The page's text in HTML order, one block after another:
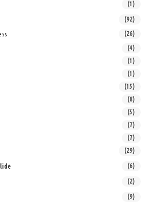
(1)
(92)
(26)
(4)
(1)
(1)
(15)
(8)
(5)
(7)
(7)
(29)
(6)
(2)
(9)